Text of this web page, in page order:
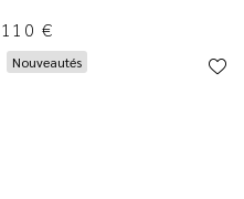
110 €
Nouveautés